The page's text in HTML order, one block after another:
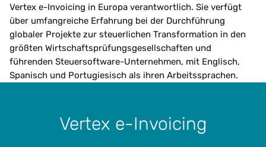
Vertex e-Invoicing in Europa verantwortlich. Sie verfügt
über umfangreiche Erfahrung bei der Durchführung
globaler Projekte zur steuerlichen Transformation in den
größten Wirtschaftsprüfungsgesellschaften und
führenden Steuersoftware-Unternehmen, mit Englisch,
Spanisch und Portugiesisch als ihren Arbeitssprachen.
Vertex e-Invoicing